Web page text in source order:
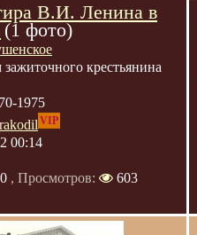
В.И. Ленина в
(1 фото)
крестьянина
1975
VIP
00:14
0 , Просмотров:
603